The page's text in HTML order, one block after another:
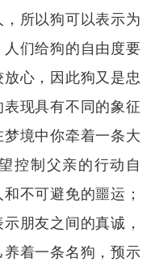
所以狗可以表示为
们给狗的自由度要
心，因此狗又是忠
现具有不同的象征
境中你牵着一条大
控制父亲的行动自
不可避免的噩运；
朋友之间的真诚，
着一条名狗，预示